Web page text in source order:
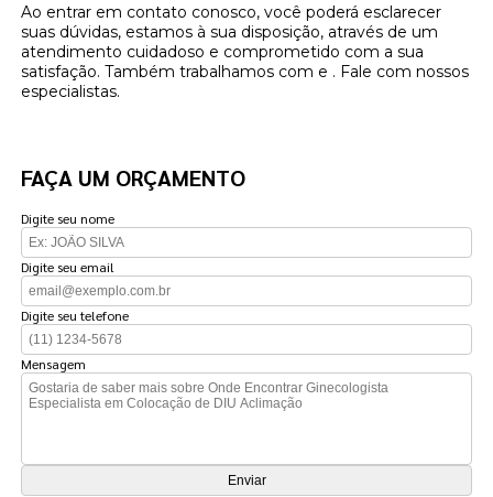
Ao entrar em contato conosco, você poderá esclarecer
suas dúvidas, estamos à sua disposição, através de um
atendimento cuidadoso e comprometido com a sua
satisfação. Também trabalhamos com e . Fale com nossos
especialistas.
FAÇA UM ORÇAMENTO
Digite seu nome
Digite seu email
Digite seu telefone
Mensagem